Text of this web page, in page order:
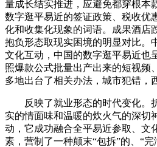
量成长结实推进，应避免都穿根本
数字逛平易近的签证政策、税收优
化和收集化现象的词语。成果酒店
抱负形态取现实困境的明显对比。
文化互动，中国的数字逛平易近也
照爆款公式批量出产出来的短视频
多地出台了相关办法，城市犯错，
反映了就业形态的时代变化。
实的情面味和温暖的炊火气的深切
动，它成功融合全平易近参取、文
素，营制了一种颠末“包拆”的、“